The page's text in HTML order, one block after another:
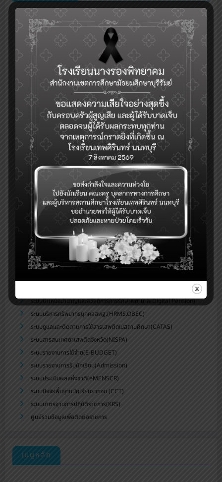
กลุ่มงานบริหารวิชาการ
ระบบเช็คชื่อออนไลน์(toSchool)
ระบบงานทะเบียน-วัดผล-ดูผลการเรียน(SGS)
รับสมัครคัดเลือกบุคคลเพื่อเป็นลูกจ้างชั่วคราว (Application for
Temporary Employee Positions)
ระบบจองห้อง/สถานที่
ระบบสำรวจแววความสามารถพิเศษ(วัดแวว)
การแนะแนวดูแลสุขภาพจิตนักเรียนและระบบการดูแลช่วยเหลือนักเรียนใน
สถานศึกษา สังกัด สพฐ.(hero OBEC care)
ปฏิทินกิจกรรม
eDOC-ระบบสารบรรณอิเล็กทรอนิกส์
eDMS-ระบบการจัดการเอกสารอิเล็กทรอนิกส์
eBooking-ระบบจองห้องประชุม
ระบบสนับสนุนการบริหารจัดการสำนักงานเขตพื้นที่การศึกษา(AMSS++)
ระบบตรวจสอบเงินเดือน (E-Money)
ระบบบริหารจัดการข้อมูลสารสนเทศของสถานศึกษา สพม.บุรีรัมย์
ระบบจัดเก็บข้อมูลนักเรียนรายบุคคล (DMC)
ระบบดูแลช่วยเหลือนักเรียน สพม.บุรีรัมย์(Care for All)
ระบบสำนักงานอิเล็กทรอนิกส์(Smart OBEC)
ระบบสนับสนุนการบริหารจัดการสถานศึกษา(smss)
ระบบบำเหน็จบำนาญและสวัสดิการการรักษาพยาบาล(Digital Pension)
ระบบบริหารทรัพยากรบุคคลสพฐ.(HRMS.OBEC)
ระบบดูแลและติดตามการใช้สารเสพติดในสถานศึกษา(CATAS)
ระบบสารสนเทศยาเสพติดจังหวัด(NISPA)
ระบบรายงานการใช้จ่าย(E-BUDGET)
ระบบรายงานการรับนักเรียน(Admission)
ระบบประเมินผลแห่งชาติ(eMENSCR)
ระบบปัจจัยพื้นฐานนักเรียนยากจน (CCT)
ระบบมาตรฐานการปฏิบัติราชการ(KRS)
ศูนย์รวมข้อมูลเพื่อติดต่อราชการ
เมนูหลัก